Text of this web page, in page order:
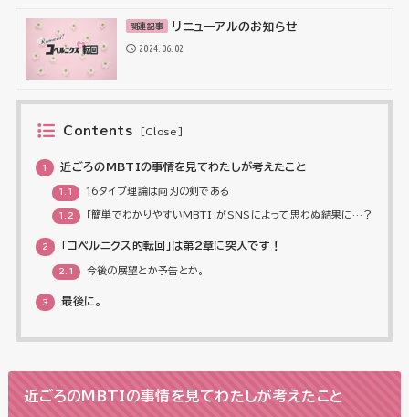
関連記事 リニューアルのお知らせ
2024.06.02
Contents [Close]
1 近ごろのMBTIの事情を見てわたしが考えたこと
1.1 16タイプ理論は両刃の剣である
1.2 「簡単でわかりやすいMBTI」がSNSによって思わぬ結果に…？
2 「コペルニクス的転回」は第2章に突入です！
2.1 今後の展望とか予告とか。
3 最後に。
近ごろのMBTIの事情を見てわたしが考えたこと